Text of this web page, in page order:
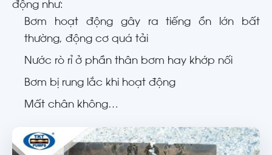
động như:
Bơm hoạt động gây ra tiếng ồn lớn bất
thường, động cơ quá tải
Nước rò rỉ ở phần thân bơm hay khớp nối
Bơm bị rung lắc khi hoạt động
Mất chân không…